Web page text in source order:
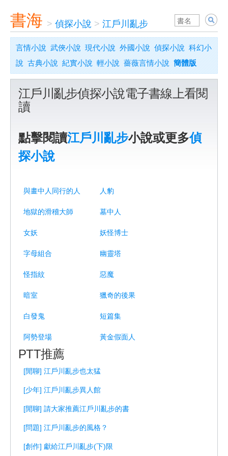
書海 > 偵探小說 > 江戶川亂步
言情小說 武俠小說 現代小說 外國小說 偵探小說 科幻小
說 古典小說 紀實小說 輕小說 薔薇言情小說 簡體版
江戶川亂步偵探小說電子書線上看閱
讀
點擊閱讀江戶川亂步小說或更多偵
探小說
與畫中人同行的人 人豹
地獄的滑稽大師 墓中人
女妖 妖怪博士
字母組合 幽靈塔
怪指紋 惡魔
暗室 獵奇的後果
白發鬼 短篇集
阿勢登場 黃金假面人
PTT推薦
[閒聊] 江戶川亂步也太猛
[少年] 江戶川亂步異人館
[閒聊] 請大家推薦江戶川亂步的書
[問題] 江戶川亂步的風格？
[創作] 獻給江戶川亂步(下)限